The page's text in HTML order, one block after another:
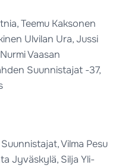
Teemu Kaksonen
Ulvilan Ura, Jussi
Vaasan
Suunnistajat -37,
Vilma Pesu
Jyväskylä, Silja Yli-